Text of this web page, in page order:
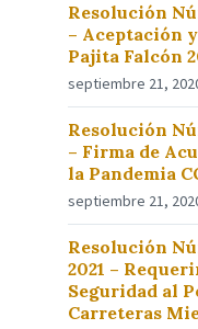
Resolución
– Aceptación
Pajita Falcón
septiembre 21,
Resolución
– Firma de
la Pandemia
septiembre 21,
Resolución
2021 –
Seguridad al
Carreteras